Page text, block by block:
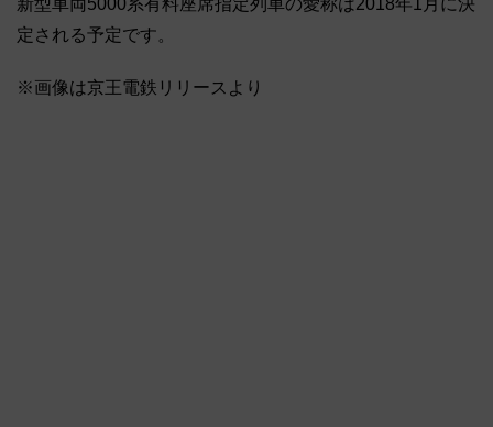
定される予定です。
※画像は京王電鉄リリースより